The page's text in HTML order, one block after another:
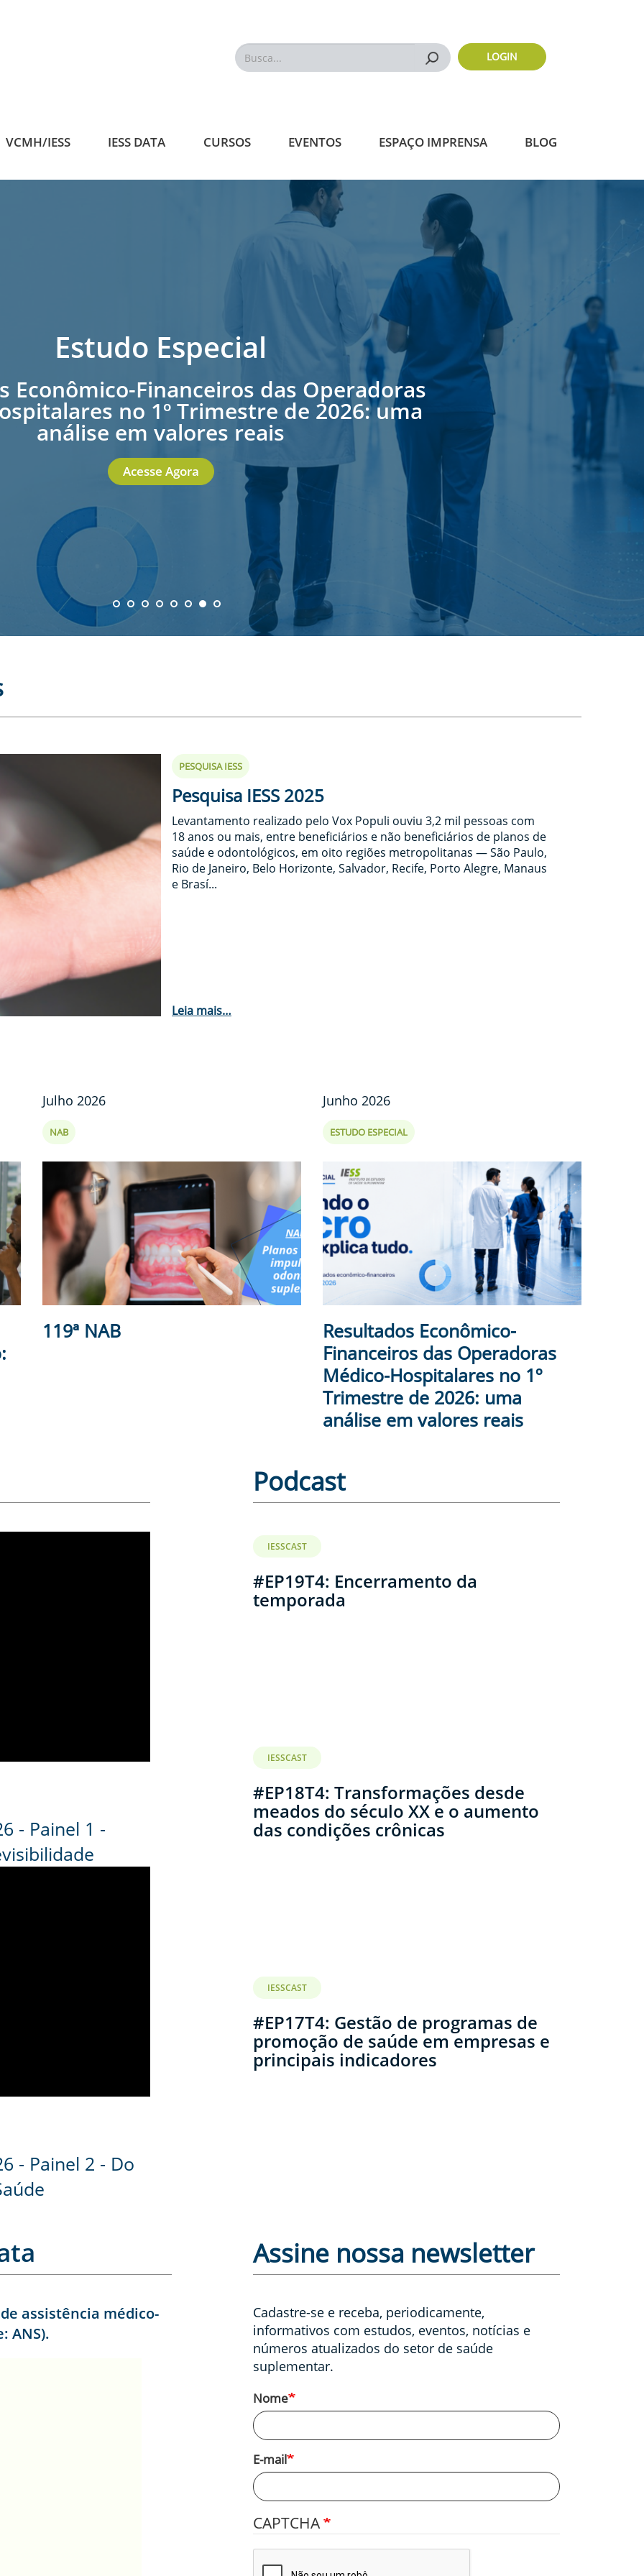
Busca... Buscar LOGIN
VCMH/IESS IESS DATA CURSOS EVENTOS ESPAÇO IMPRENSA BLOG
Estudo Especial
Econômico-Financeiros das Operadoras
no 1º Trimestre de 2026: uma
análise em valores reais
Acesse Agora
PESQUISA IESS
Pesquisa IESS 2025
Levantamento realizado pelo Vox Populi ouviu 3,2 mil pessoas com
18 anos ou mais, entre beneficiários e não beneficiários de planos de
saúde e odontológicos, em oito regiões metropolitanas — São Paulo,
Rio de Janeiro, Belo Horizonte, Salvador, Recife, Porto Alegre, Manaus
e Brasí...
Leia mais…
Julho 2026
NAB
119ª NAB
Junho 2026
ESTUDO ESPECIAL
Resultados Econômico-
Financeiros das Operadoras
Médico-Hospitalares no 1º
Trimestre de 2026: uma
análise em valores reais
- Painel 1 -
- Painel 2 - Do
Podcast
IESSCAST
#EP19T4: Encerramento da
temporada
IESSCAST
#EP18T4: Transformações desde
meados do século XX e o aumento
das condições crônicas
IESSCAST
#EP17T4: Gestão de programas de
promoção de saúde em empresas e
principais indicadores
assistência médico-
ANS).
Assine nossa newsletter
Cadastre-se e receba, periodicamente,
informativos com estudos, eventos, notícias e
números atualizados do setor de saúde
suplementar.
Nome
E-mail
CAPTCHA